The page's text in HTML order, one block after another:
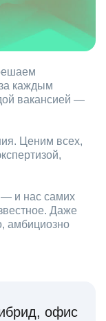
каждым
вакансией —
Ценим всех,
— и нас самих
Даже
амбициозно
офис